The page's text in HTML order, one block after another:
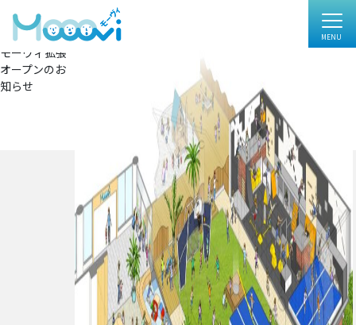
新エリア
ル
サ
イ
ズ
投
稿
ナ
投稿:
モーヴィ拡張
オープンのお
知らせ